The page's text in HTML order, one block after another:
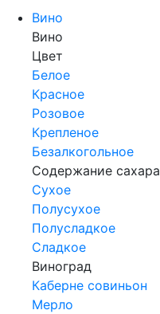
Вино
Вино
Цвет
Белое
Красное
Розовое
Крепленое
Безалкогольное
Содержание сахара
Сухое
Полусухое
Полусладкое
Сладкое
Виноград
Каберне совиньон
Мерло